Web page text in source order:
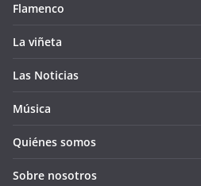
Flamenco
La viñeta
Las Noticias
Música
Quiénes somos
Sobre nosotros